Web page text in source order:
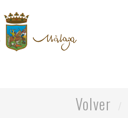
Volver